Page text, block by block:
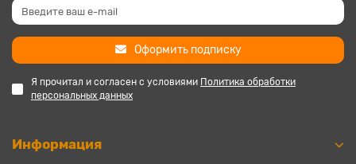
Оформить подписку
Я прочитал и согласен с условиями Политика обработки
персональных данных
Информация